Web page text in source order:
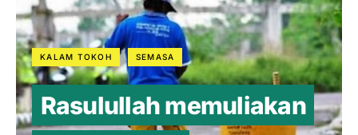
KALAM TOKOH SEMASA
Rasulullah memuliakan